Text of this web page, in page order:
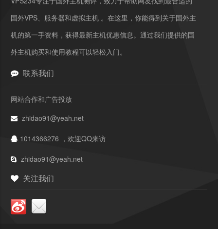
国外VPS、服务器和虚拟主机 。在这里，你能得到关于国外主
机的第一手资料，获得最新主机优惠信息。通过我们提供的国
外主机购买和使用教程可以轻松入门。
联系我们
网站合作和广告投放
zhidao91@yeah.net
1014366276 ，欢迎QQ来访
zhidao91@yeah.net
关注我们